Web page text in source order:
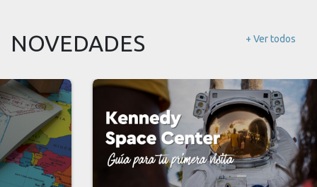
NOVEDADES + Ver todos